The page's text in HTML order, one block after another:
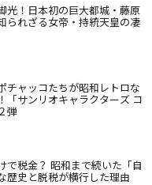
光！日本初の巨大都城・藤原
られざる女帝・持統天皇の凄
チャッコたちが昭和レトロな
「サンリオキャラクターズ コ
弾
で税金？ 昭和まで続いた「自
歴史と脱税が横行した理由